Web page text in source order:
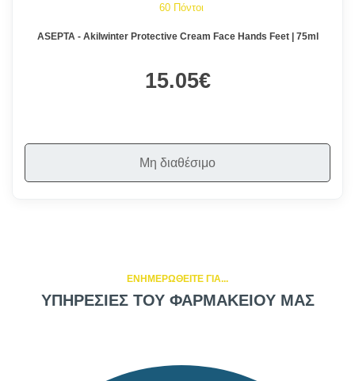
60 Πόντοι
ASEPTA - Akilwinter Protective Cream Face Hands Feet | 75ml
15.05€
Μη διαθέσιμο
ΕΝΗΜΕΡΩΘΕΙΤΕ ΓΙΑ...
ΥΠΗΡΕΣΙΕΣ ΤΟΥ ΦΑΡΜΑΚΕΙΟΥ ΜΑΣ